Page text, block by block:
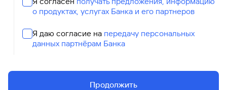
о продуктах, услугах Банка и его партнеров
Я даю согласие на передачу персональных
данных партнёрам Банка
Продолжить